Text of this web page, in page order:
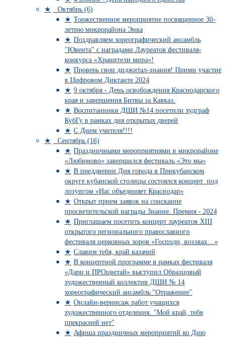
Октябрь (6)
Торжественное мероприятие посвященное 30-
летию микрорайона Энка
Поздравляем хореографический ансамбль
"Ювента" с наградами Лауреатов фестиваля-
конкурса «Хранители мира»!
Проверь свои диджитал-знания! Прими участие
в Цифровом Диктанте 2024
9 октября - День освобождения Краснодарского
края и завершения Битвы за Кавказ.
Воспитанники ДШИ №14 посетили худграф
КубГу в рамках дня открытых дверей
С Днем учителя!!!!
Сентябрь (16)
Праздничными мероприятиями в микрорайоне
«Любимово» завершился фестиваль «Это мы»
В преддверии Дня города в Прикубанском
округе кубанской столицы состоялся концерт под
лозунгом «Нас объединяет Краснодар»
Открыт прием заявок на соискание
просветительской награды Знание. Премия - 2024
Приглашаем посетить концерт лауреатов XIII
открытого регионального православного
фестиваля церковных хоров «Господи, воззвах…»
Славим тебя, край казачий
В концертной программе в рамках фестиваля
«Дари и ПРОцветай» выступил Образцовый
художественный коллектив ДШИ № 14
хореографический ансамбль "Отражение"
Онлайн-вернисаж работ учащихся
художественного отделения. "Мой край, тебя
прекрасней нет"
Афиша праздничных мероприятий ко Дню